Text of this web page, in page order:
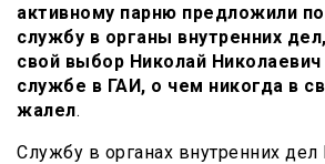
активному парню предложили
службу в органы внутренних
свой выбор Николай Николаевич
службе в ГАИ, о чем никогда в
жалел.
Службу в органах внутренних дел